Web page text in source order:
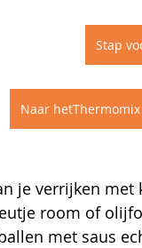
Stap
Naar
je verrijken met
room of
met saus